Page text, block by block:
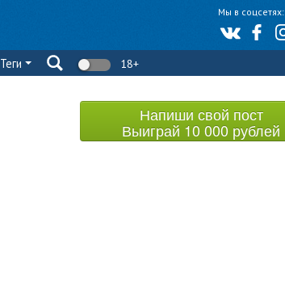
Мы в соцсетях:
Теги 18+
Напиши свой пост
Выиграй 10 000 рублей